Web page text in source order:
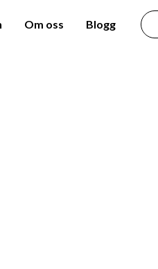
Om oss Blogg